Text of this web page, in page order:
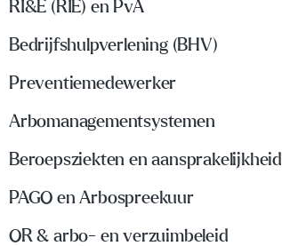
RI&E (RIE) en PvA
Bedrijfshulpverlening (BHV)
Preventiemedewerker
Arbomanagementsystemen
Beroepsziekten en aansprakelijkheid
PAGO en Arbospreekuur
OR & arbo- en verzuimbeleid